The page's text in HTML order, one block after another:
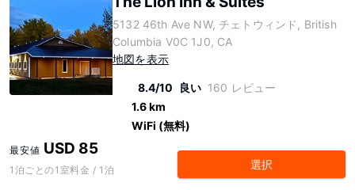
5132 46th Ave NW, チェトウィンド, British
Columbia V0C 1J0, CA
地図を表示
8.4/10 良い 160 レビュー
1.6 km
WiFi (無料)
最安値 USD 85
1泊ごとの1室料金 / 1泊 選択